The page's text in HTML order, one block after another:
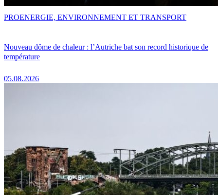
Nouveau dôme de chaleur : l’Autriche bat son record historique de
température
05.08.2026
PROENERGIE, ENVIRONNEMENT ET TRANSPORT